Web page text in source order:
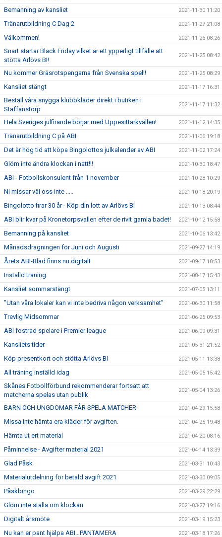
Bemanning av kansliet 2021-11-30 11:20
Tränarutbildning C Dag 2 2021-11-27 21:08
Välkommen! 2021-11-26 08:26
Snart startar Black Friday vilket är ett ypperligt tillfälle att
stötta Arlövs BI!
2021-11-25 08:42
Nu kommer Gräsrotspengarna från Svenska spel!! 2021-11-25 08:29
Kansliet stängt 2021-11-17 16:31
Beställ våra snygga klubbkläder direkt i butiken i
Staffanstorp
2021-11-17 11:32
Hela Sveriges julfirande börjar med Uppesittarkvällen! 2021-11-12 14:35
Tränarutbildning C på ABI 2021-11-06 19:18
Det är hög tid att köpa Bingolottos julkalender av ABI 2021-11-02 17:24
Glöm inte ändra klockan i natt!!! 2021-10-30 18:47
ABI - Fotbollskonsulent från 1 november 2021-10-28 10:29
Ni missar väl oss inte ….. 2021-10-18 20:19
Bingolotto firar 30 år - Köp din lott av Arlövs BI 2021-10-13 08:44
ABI blir kvar på Kronetorpsvallen efter de rivit gamla badet! 2021-10-12 15:58
Bemanning på kansliet 2021-10-06 13:42
Månadsdragningen för Juni och Augusti 2021-09-27 14:19
Årets ABI-Blad finns nu digitalt 2021-09-17 10:53
Inställd träning 2021-08-17 15:43
Kansliet sommarstängt 2021-07-05 13:11
”Utan våra lokaler kan vi inte bedriva någon verksamhet” 2021-06-30 11:58
Trevlig Midsommar 2021-06-25 09:53
ABI fostrad spelare i Premier league 2021-06-09 09:31
Kansliets tider 2021-05-31 21:52
Köp presentkort och stötta Arlövs BI 2021-05-11 13:38
All träning inställd idag 2021-05-05 15:42
Skånes Fotbollförbund rekommenderar fortsatt att
matcherna spelas utan publik
2021-05-04 13:26
BARN OCH UNGDOMAR FÅR SPELA MATCHER 2021-04-29 15:58
Missa inte hämta era kläder för avgiften. 2021-04-25 19:48
Hämta ut ert material 2021-04-20 08:16
Påminnelse - Avgifter material 2021 2021-04-14 13:39
Glad Påsk 2021-03-31 10:43
Materialutdelning för betald avgift 2021 2021-03-30 09:05
Påskbingo 2021-03-29 22:29
Glöm inte ställa om klockan 2021-03-27 19:16
Digitalt årsmöte 2021-03-19 15:23
Nu kan er pant hjälpa ABI…PANTAMERA 2021-03-18 17:26